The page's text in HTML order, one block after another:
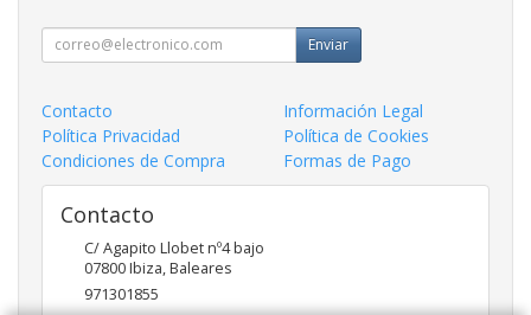
Enviar
Contacto
Información Legal
Política Privacidad
Política de Cookies
Condiciones de Compra
Formas de Pago
Contacto
C/ Agapito Llobet nº4 bajo
07800Ibiza,Baleares
971301855